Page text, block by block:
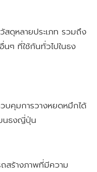
สดุหลายประเภท รวมถึง
นๆ ที่ใช้กันทั่วไปในธง
บคุมการวางหยดหมึกได้
นธงญี่ปุ่น
สร้างภาพที่มีความ